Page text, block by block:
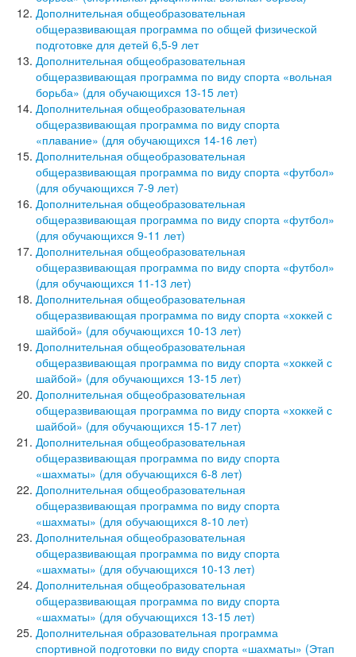
Дополнительная общеобразовательная
общеразвивающая программа по общей физической
подготовке для детей 6,5-9 лет
Дополнительная общеобразовательная
общеразвивающая программа по виду спорта «вольная
борьба» (для обучающихся 13-15 лет)
Дополнительная общеобразовательная
общеразвивающая программа по виду спорта
«плавание» (для обучающихся 14-16 лет)
Дополнительная общеобразовательная
общеразвивающая программа по виду спорта «футбол»
(для обучающихся 7-9 лет)
Дополнительная общеобразовательная
общеразвивающая программа по виду спорта «футбол»
(для обучающихся 9-11 лет)
Дополнительная общеобразовательная
общеразвивающая программа по виду спорта «футбол»
(для обучающихся 11-13 лет)
Дополнительная общеобразовательная
общеразвивающая программа по виду спорта «хоккей с
шайбой» (для обучающихся 10-13 лет)
Дополнительная общеобразовательная
общеразвивающая программа по виду спорта «хоккей с
шайбой» (для обучающихся 13-15 лет)
Дополнительная общеобразовательная
общеразвивающая программа по виду спорта «хоккей с
шайбой» (для обучающихся 15-17 лет)
Дополнительная общеобразовательная
общеразвивающая программа по виду спорта
«шахматы» (для обучающихся 6-8 лет)
Дополнительная общеобразовательная
общеразвивающая программа по виду спорта
«шахматы» (для обучающихся 8-10 лет)
Дополнительная общеобразовательная
общеразвивающая программа по виду спорта
«шахматы» (для обучающихся 10-13 лет)
Дополнительная общеобразовательная
общеразвивающая программа по виду спорта
«шахматы» (для обучающихся 13-15 лет)
Дополнительная образовательная программа
спортивной подготовки по виду спорта «шахматы» (Этап